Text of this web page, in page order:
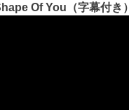
Of You（字幕付き）